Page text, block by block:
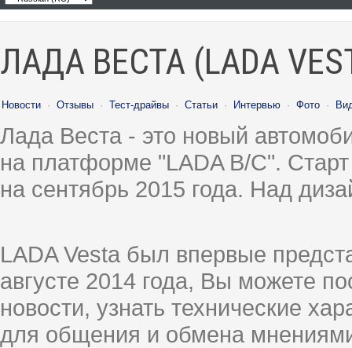
ЛАДА ВЕСТА (LADA
Новости · Отзывы · Тест-драйвы · Статьи · Интервью · Фото ·
Лада Веста - это новый
на платформе "LADA B/C".
на сентябрь 2015 года. Над
LADA Vesta был впервые
августе 2014 года, Вы можете
новости, узнать технические
для общения и обмена